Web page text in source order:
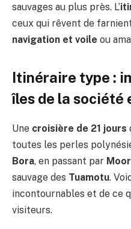
sauvages au plus près. L’
ceux qui rêvent de
navigation et voile ou
Itinéraire type :
îles de la société
Une croisière de 21 jours
toutes les perles
Bora, en passant par
sauvage des Tuamotu.
incontournables et de ce
visiteurs.